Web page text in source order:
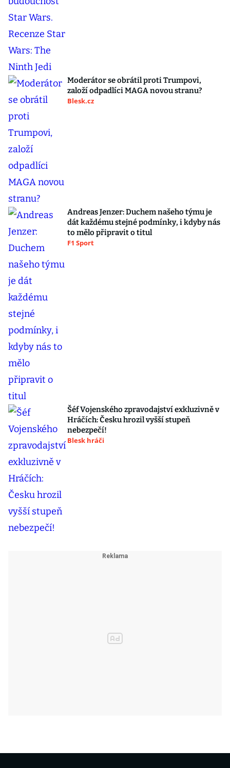
Moderátor se obrátil proti Trumpovi,
založí odpadlíci MAGA novou stranu?
Blesk.cz
Andreas Jenzer: Duchem našeho týmu je
dát každému stejné podmínky, i kdyby nás
to mělo připravit o titul
F1 Sport
Šéf Vojenského zpravodajství exkluzivně v
Hráčích: Česku hrozil vyšší stupeň
nebezpečí!
Blesk hráči